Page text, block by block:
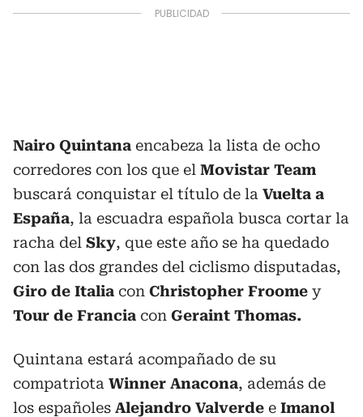
Nairo Quintana encabeza la lista de ocho
corredores con los que el Movistar Team
buscará conquistar el título de la Vuelta a
España, la escuadra española busca cortar la
racha del Sky, que este año se ha quedado
con las dos grandes del ciclismo disputadas,
Giro de Italia con Christopher Froome y
Tour de Francia con Geraint Thomas.
Quintana estará acompañado de su
compatriota Winner Anacona, además de
los españoles Alejandro Valverde e Imanol